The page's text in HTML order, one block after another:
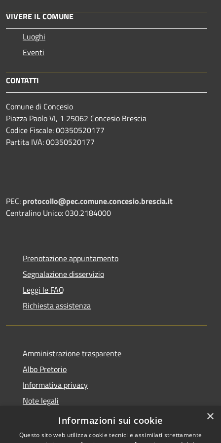
VIVERE IL COMUNE
Luoghi
Eventi
CONTATTI
Comune di Concesio
Piazza Paolo VI, 1 25062 Concesio Brescia
Codice Fiscale: 00350520177
Partita IVA: 00350520177
PEC: protocollo@pec.comune.concesio.brescia.it
Centralino Unico: 030.2184000
Prenotazione appuntamento
Segnalazione disservizio
Leggi le FAQ
Richiesta assistenza
Amministrazione trasparente
Albo Pretorio
Informativa privacy
Note legali
Dichiarazione di accessibilità
×
Informazioni sui cookie
Questo sito web utilizza cookie tecnici e assimilati strettamente